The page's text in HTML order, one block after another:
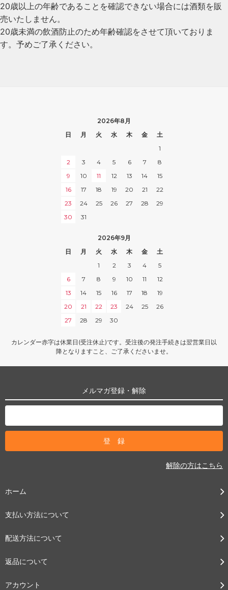
20歳以上の年齢であることを確認できない場合には酒類を販
売いたしません。
20歳未満の飲酒防止のため年齢確認をさせて頂いておりま
す。予めご了承ください。
2026年8月
日
月 火 水 木 金
土
1
2
3 4 5 6 7
8
9
10 11 12 13 14
15
16
17 18 19 20 21
22
23
24 25 26 27 28
29
30
31
2026年9月
日
月 火 水 木 金
土
1
2 3 4
5
6
7 8 9 10 11
12
13
14 15 16 17 18
19
20
21 22 23 24 25
26
27
28 29 30
カレンダー赤字は休業日(受注休止)です。受注後の発注手続きは翌営業日以
降となりますこと、ご了承くださいませ。
メルマガ登録・解除
解除の方はこちら
ホーム
支払い方法について
配送方法について
返品について
アカウント